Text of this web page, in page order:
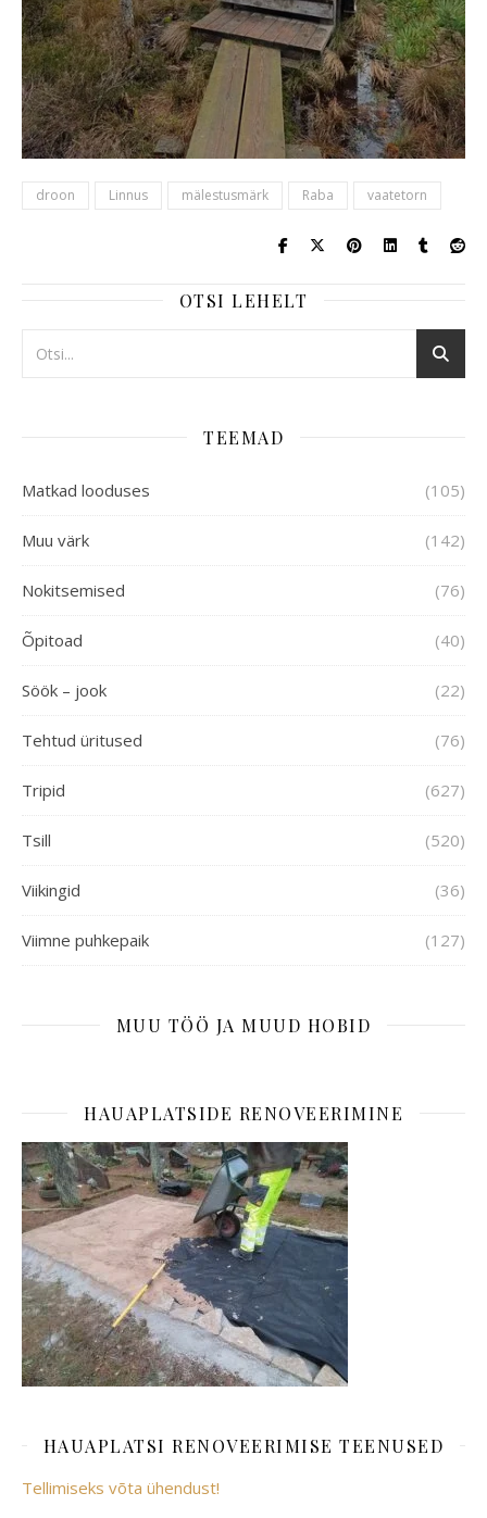
droon Linnus mälestusmärk Raba vaatetorn
OTSI LEHELT
TEEMAD
Matkad looduses (105)
Muu värk (142)
Nokitsemised (76)
Õpitoad (40)
Söök – jook (22)
Tehtud üritused (76)
Tripid (627)
Tsill (520)
Viikingid (36)
Viimne puhkepaik (127)
MUU TÖÖ JA MUUD HOBID
HAUAPLATSIDE RENOVEERIMINE
HAUAPLATSI RENOVEERIMISE TEENUSED
Tellimiseks võta ühendust!